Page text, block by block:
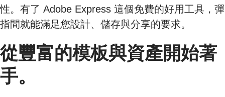
性。有了 Adobe Express 這個免費的好用工具，彈
指間就能滿足您設計、儲存與分享的要求。
從豐富的模板與資產開始著
手。